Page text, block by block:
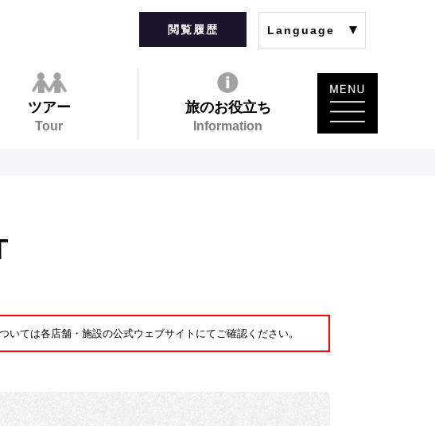
閲覧履歴 Language
ツアー
Tour
旅のお役立ち
Information
ては各店舗・施設の公式ウェブサイトにてご確認ください。